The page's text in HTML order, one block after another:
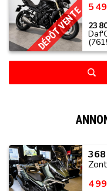
DÉPÔT VENTE 5
23
4